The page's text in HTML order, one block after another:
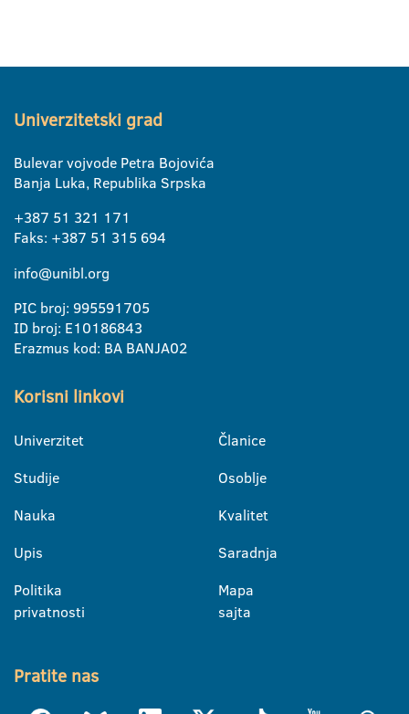
Univerzitetski grad
Bulevar vojvode Petra Bojovića
Banja Luka, Republika Srpska
+387 51 321 171
Faks: +387 51 315 694
info@unibl.org
PIC broj: 995591705
ID broj: E10186843
Erazmus kod: BA BANJA02
Korisni linkovi
Univerzitet
Studije
Nauka
Upis
Politika
privatnosti
Članice
Osoblje
Kvalitet
Saradnja
Mapa
sajta
Pratite nas